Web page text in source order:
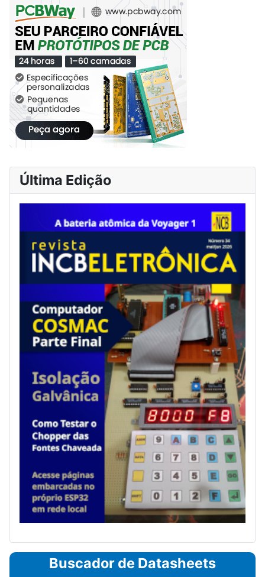
Última Edição
Buscador de Datasheets